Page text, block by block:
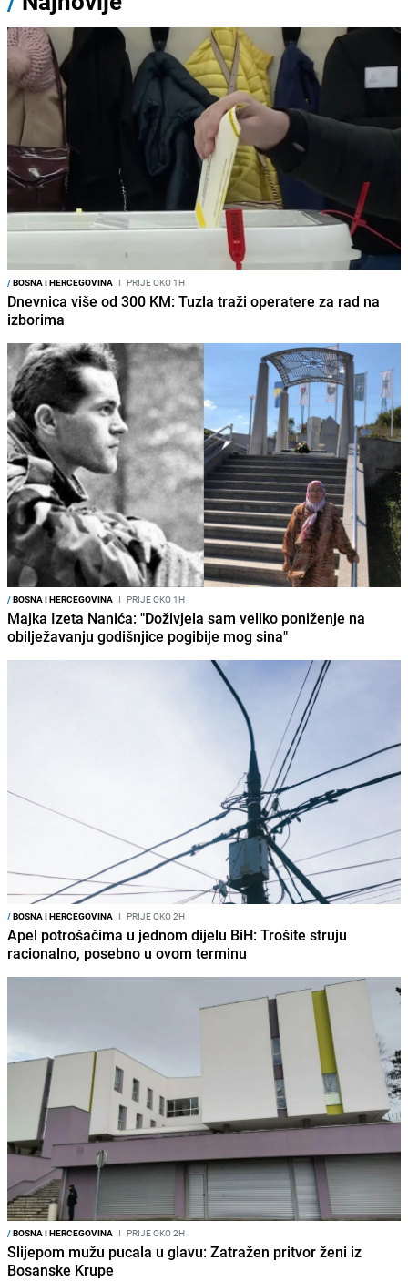
/BOSNA I HERCEGOVINA I PRIJE OKO 1H
Dnevnica više od 300 KM: Tuzla traži operatere za rad na
izborima
/BOSNA I HERCEGOVINA I PRIJE OKO 1H
Majka Izeta Nanića: "Doživjela sam veliko poniženje na
obilježavanju godišnjice pogibije mog sina"
/BOSNA I HERCEGOVINA I PRIJE OKO 2H
Apel potrošačima u jednom dijelu BiH: Trošite struju
racionalno, posebno u ovom terminu
/BOSNA I HERCEGOVINA I PRIJE OKO 2H
Slijepom mužu pucala u glavu: Zatražen pritvor ženi iz
Bosanske Krupe